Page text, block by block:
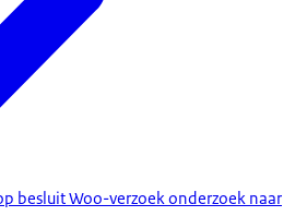
besluit Woo-verzoek onderzoek naar